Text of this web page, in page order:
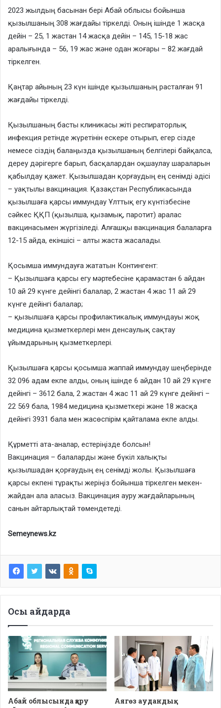
2023 жылдың басынан бері Абай облысы бойынша
қызылшаның 308 жағдайы тіркелді. Оның ішінде 1 жасқа
дейін – 25, 1 жастан 14 жасқа дейін – 145, 15-18 жас
аралығында – 56, 19 жас және одан жоғары – 82 жағдай
тіркелген.
Қаңтар айының 23 күн ішінде қызылшаның расталған 91
жағдайы тіркелді.
Қызылшаның басты клиникасы жіті респираторлық
инфекция ретінде жүретінін ескере отырып, егер сізде
немесе сіздің балаңызда қызылшаның белгілері байқалса,
дереу дәрігерге барып, басқалардан оқшаулау шараларын
қабылдау қажет. Қызылшадан қорғаудың ең сенімді әдісі
– уақтылы вакцинация. Қазақстан Республикасында
қызылшаға қарсы иммундау Ұлттық егу күнтізбесіне
сәйкес ҚҚП (қызылша, қызамық, паротит) аралас
вакцинасымен жүргізіледі. Алғашқы вакцинация балаларға
12-15 айда, екіншісі – алты жаста жасалады.
Қосымша иммундауға жататын Контингент:
– Қызылшаға қарсы егу мәртебесіне қарамастан 6 айдан
10 ай 29 күнге дейінгі балалар, 2 жастан 4 жас 11 ай 29
күнге дейінгі балалар;
– қызылшаға қарсы профилактикалық иммундауы жоқ
медицина қызметкерлері мен денсаулық сақтау
ұйымдарының қызметкерлері.
Қызылшаға қарсы қосымша жаппай иммундау шеңберінде
32 096 адам екпе алды, оның ішінде 6 айдан 10 ай 29 күнге
дейінгі – 3612 бала, 2 жастан 4 жас 11 ай 29 күнге дейінгі –
22 569 бала, 1984 медицина қызметкері және 18 жасқа
дейінгі 3931 бала мен жасөспірім қайталама екпе алды.
Құрметті ата-аналар, естеріңізде болсын!
Вакцинация – балаларды және бүкіл халықты
қызылшадан қорғаудың ең сенімді жолы. Қызылшаға
қарсы екпені тұрақты жеріңіз бойынша тіркелген мекен-
жайдан ала аласыз. Вакцинация ауру жағдайларының
санын айтарлықтай төмендетеді.
Semeynews.kz
Осы айдарда
Абай облысында қару
Аягөз аудандық